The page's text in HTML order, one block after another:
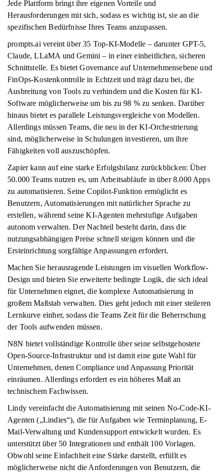
Jede Plattform bringt ihre eigenen Vorteile und
Herausforderungen mit sich, sodass es wichtig ist, sie an die
spezifischen Bedürfnisse Ihres Teams anzupassen.
prompts.ai vereint über 35 Top-KI-Modelle – darunter GPT-5,
Claude, LLaMA und Gemini – in einer einheitlichen, sicheren
Schnittstelle. Es bietet Governance auf Unternehmensebene und
FinOps-Kostenkontrolle in Echtzeit und trägt dazu bei, die
Ausbreitung von Tools zu verhindern und die Kosten für KI-
Software möglicherweise um bis zu 98 % zu senken. Darüber
hinaus bietet es parallele Leistungsvergleiche von Modellen.
Allerdings müssen Teams, die neu in der KI-Orchestrierung
sind, möglicherweise in Schulungen investieren, um ihre
Fähigkeiten voll auszuschöpfen.
Zapier kann auf eine starke Erfolgsbilanz zurückblicken: Über
50.000 Teams nutzen es, um Arbeitsabläufe in über 8.000 Apps
zu automatisieren. Seine Copilot-Funktion ermöglicht es
Benutzern, Automatisierungen mit natürlicher Sprache zu
erstellen, während seine KI-Agenten mehrstufige Aufgaben
autonom verwalten. Der Nachteil besteht darin, dass die
nutzungsabhängigen Preise schnell steigen können und die
Ersteinrichtung sorgfältige Anpassungen erfordert.
Machen Sie herausragende Leistungen im visuellen Workflow-
Design und bieten Sie erweiterte bedingte Logik, die sich ideal
für Unternehmen eignet, die komplexe Automatisierung in
großem Maßstab verwalten. Dies geht jedoch mit einer steileren
Lernkurve einher, sodass die Teams Zeit für die Beherrschung
der Tools aufwenden müssen.
N8N bietet vollständige Kontrolle über seine selbstgehostete
Open-Source-Infrastruktur und ist damit eine gute Wahl für
Unternehmen, denen Compliance und Anpassung Priorität
einräumen. Allerdings erfordert es ein höheres Maß an
technischem Fachwissen.
Lindy vereinfacht die Automatisierung mit seinen No-Code-KI-
Agenten („Lindies“), die für Aufgaben wie Terminplanung, E-
Mail-Verwaltung und Kundensupport entwickelt wurden. Es
unterstützt über 50 Integrationen und enthält 100 Vorlagen.
Obwohl seine Einfachheit eine Stärke darstellt, erfüllt es
möglicherweise nicht die Anforderungen von Benutzern, die